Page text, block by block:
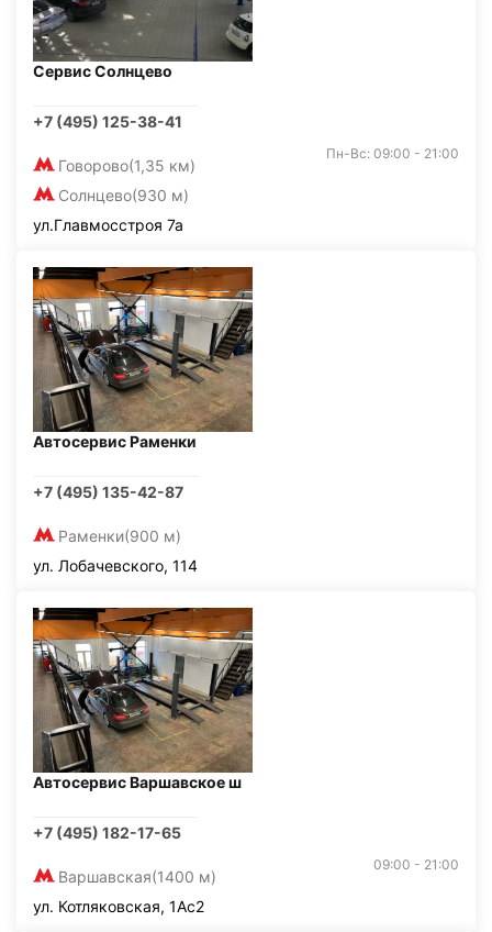
Сервис Солнцево
+7 (495) 125-38-41
Говорово(1,35 км)
Солнцево(930 м)
Пн-Вс: 09:00 - 21:00
ул.Главмосстроя 7а
Автосервис Раменки
+7 (495) 135-42-87
Раменки(900 м)
ул. Лобачевского, 114
Автосервис Варшавское ш
+7 (495) 182-17-65
Варшавская(1400 м)
09:00 - 21:00
ул. Котляковская, 1Ас2